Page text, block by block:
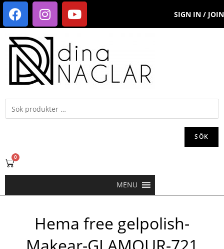
SIGN IN / JOIN
SÖK
0
MENU
Hema free gelpolish-